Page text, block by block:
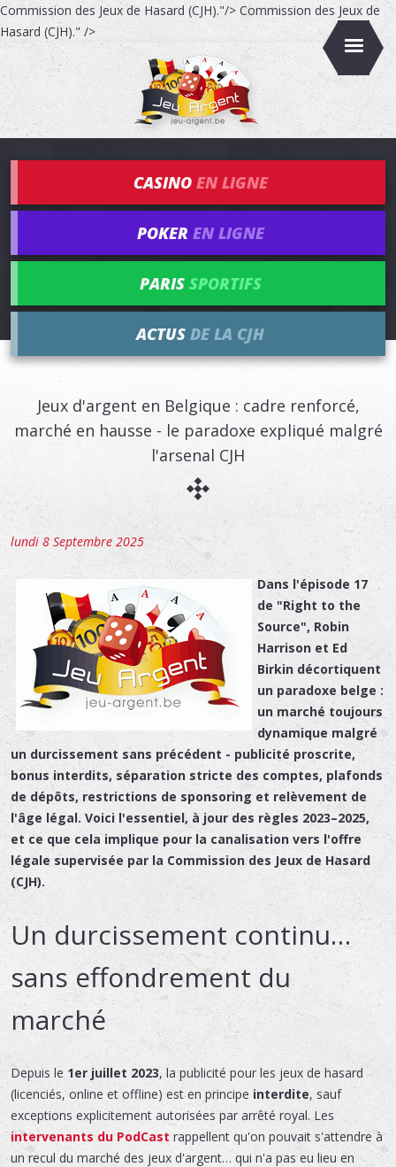
Commission des Jeux de Hasard (CJH)."/> Commission des Jeux de
Hasard (CJH)." />
CASINO EN LIGNE
POKER EN LIGNE
PARIS SPORTIFS
ACTUS DE LA CJH
Jeux d'argent en Belgique : cadre renforcé,
marché en hausse - le paradoxe expliqué malgré
l'arsenal CJH
lundi 8 Septembre 2025
Dans l'épisode 17
de "Right to the
Source", Robin
Harrison et Ed
Birkin décortiquent
un paradoxe belge :
un marché toujours
dynamique malgré
un durcissement sans précédent - publicité proscrite,
bonus interdits, séparation stricte des comptes, plafonds
de dépôts, restrictions de sponsoring et relèvement de
l'âge légal. Voici l'essentiel, à jour des règles 2023–2025,
et ce que cela implique pour la canalisation vers l'offre
légale supervisée par la Commission des Jeux de Hasard
(CJH).
Un durcissement continu…
sans effondrement du
marché
Depuis le 1er juillet 2023, la publicité pour les jeux de hasard
(licenciés, online et offline) est en principe interdite, sauf
exceptions explicitement autorisées par arrêté royal. Les
intervenants du PodCast rappellent qu'on pouvait s'attendre à
un recul du marché des jeux d'argent… qui n'a pas eu lieu en